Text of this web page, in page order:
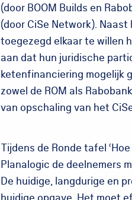
(door BOOM Builds en
(door CiSe Network).
toegezegd elkaar te willen
aan dat hun juridische
ketenfinanciering mogelijk
zowel de ROM als
van opschaling van het
Tijdens de Ronde tafel
Planalogic de deelnemers
De huidige, langdurige en